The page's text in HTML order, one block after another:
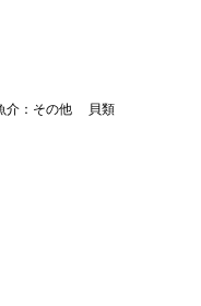
介：その他 貝類